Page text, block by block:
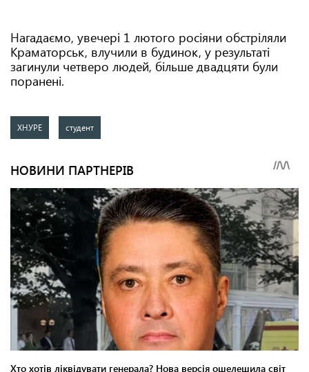
Нагадаємо, увечері 1 лютого росіяни обстріляли
Краматорськ, влучили в будинок, у результаті
загинули четверо людей, більше двадцяти були
поранені.
ХНУРЕ студент